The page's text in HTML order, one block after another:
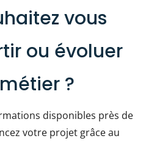
vous
ou évoluer
?
disponibles près de
votre projet grâce au